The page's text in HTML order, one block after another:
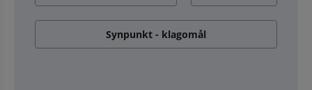
Synpunkt - klagomål